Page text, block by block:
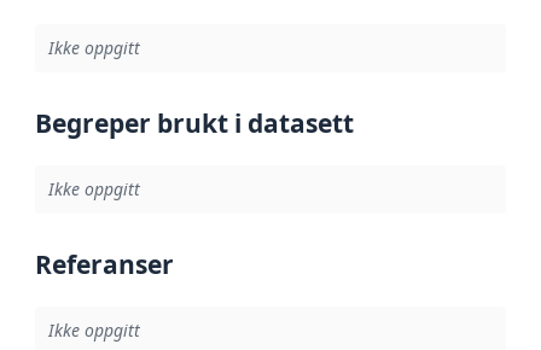
Ikke oppgitt
Begreper brukt i datasett
Ikke oppgitt
Referanser
Ikke oppgitt